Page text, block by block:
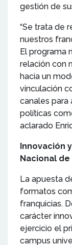
gestión de
“Se trata de
nuestros
El programa
relación con
hacia un
vinculación
canales para
políticas
aclarado
Innovación
Nacional
La apuesta
formatos
franquicias.
carácter
ejercicio el
campus